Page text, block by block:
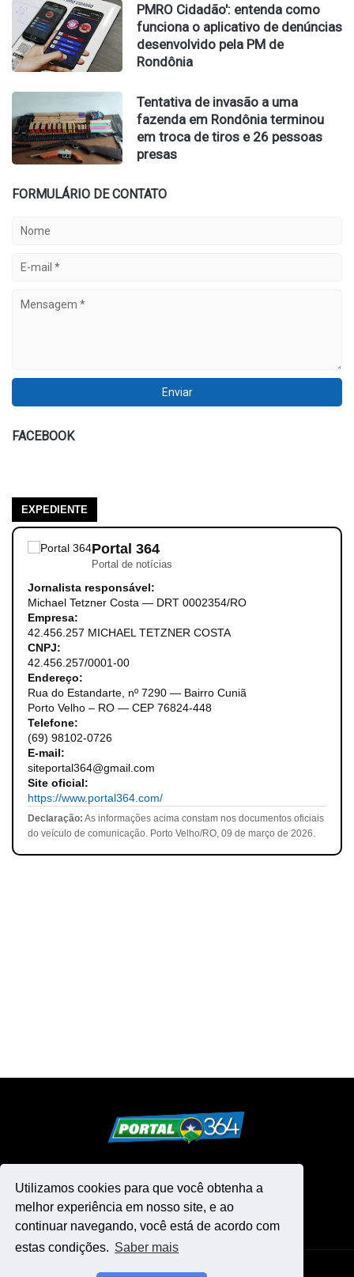
Utilizamos cookies para que você obtenha a
melhor experiência em nosso site, e ao
continuar navegando, você está de acordo com
estas condições. Saber mais
PMRO Cidadão': entenda como
funciona o aplicativo de denúncias
desenvolvido pela PM de
Rondônia
Tentativa de invasão a uma
fazenda em Rondônia terminou
em troca de tiros e 26 pessoas
presas
FORMULÁRIO DE CONTATO
FACEBOOK
EXPEDIENTE
Portal 364
Portal de notícias
Jornalista responsável:
Michael Tetzner Costa — DRT 0002354/RO
Empresa:
42.456.257 MICHAEL TETZNER COSTA
CNPJ:
42.456.257/0001-00
Endereço:
Rua do Estandarte, nº 7290 — Bairro Cuniã
Porto Velho – RO — CEP 76824-448
Telefone:
(69) 98102-0726
E-mail:
siteportal364@gmail.com
Site oficial:
https://www.portal364.com/
Declaração: As informações acima constam nos documentos oficiais
do veículo de comunicação. Porto Velho/RO, 09 de março de 2026.